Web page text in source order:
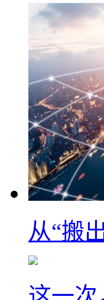
从“搬